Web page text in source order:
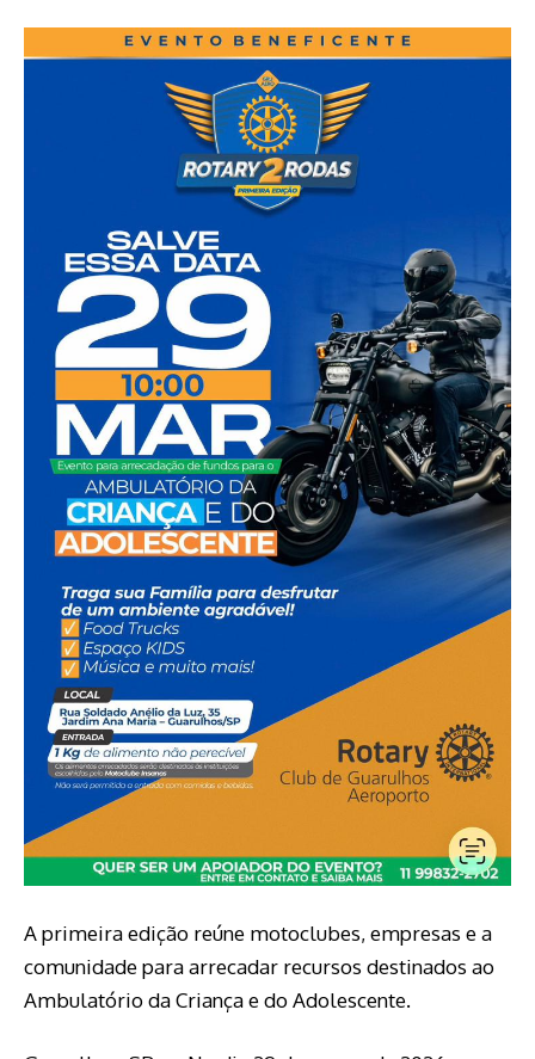
A primeira edição reúne motoclubes, empresas e a
comunidade para arrecadar recursos destinados ao
Ambulatório da Criança e do Adolescente.